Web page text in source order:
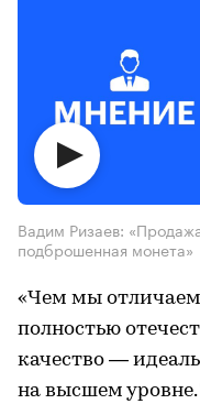
Вадим Ризаев:
подброшенная монета»
«Чем мы
полностью
качество —
на высшем